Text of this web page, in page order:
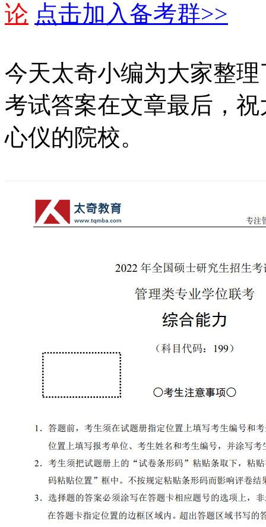
论 点击加入备考群>>
今天太奇小编为大家整
考试答案在文章最后，
心仪的院校。